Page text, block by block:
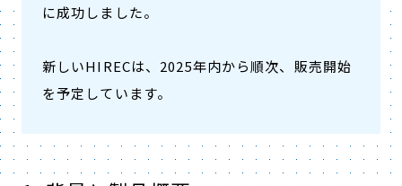
に成功しました。
新しいHIRECは、2025年内から順次、販売開始
を予定しています。